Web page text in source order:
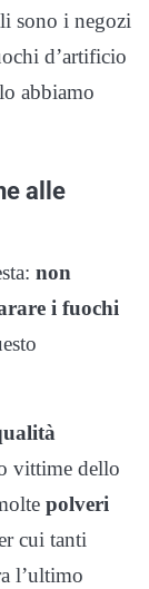
sono i negozi
d’artificio
abbiamo
alle
non
i fuochi
vittime dello
polveri
cui tanti
l’ultimo